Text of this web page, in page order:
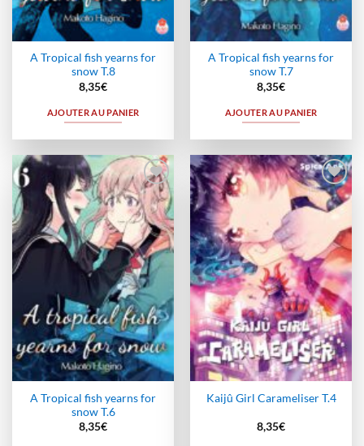
A Tropical fish yearns for
snow T.8
8,35€
AJOUTER AU PANIER
A Tropical fish yearns for
snow T.7
8,35€
AJOUTER AU PANIER
Ajouter
à la
wishlist
A Tropical fish yearns for
snow T.6
8,35€
Ajouter
à la
Kaijû Girl Carameliser T.4
8,35€